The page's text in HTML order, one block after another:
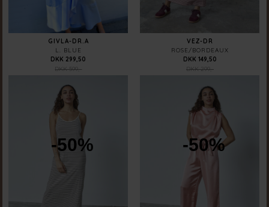
GIVLA-DR.A
L. BLUE
DKK 599,-
DKK 299,50
VEZ-DR
ROSE/BORDEAUX
DKK 299,-
DKK 149,50
-50% -50%